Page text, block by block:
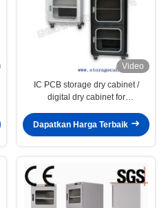
Video
IC PCB storage dry cabinet /
digital dry cabinet for
PGA,IC PCB SMT PBGA
Dapatkan Harga Terbaik